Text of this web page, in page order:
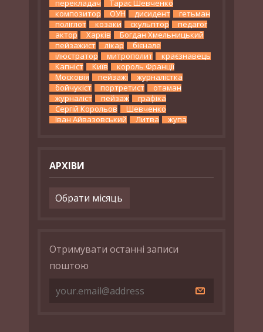
перекладач
Тарас Шевченко
композитор
ОУН дисидент
гетьман
поліглот
козаки скульптор
педагог
актор
Харків
Богдан Хмельницький
пейзажист
лікар
бієнале
ілюстратор
митрополит
краєзнавець
Капніст
Київ
король Франції
Московія
пейзажі
журналістка
бойчукіст
портретист
отаман
журналіст
пейзаж
графіка
Сергій Корольов
Шевченко
Іван Айвазовський
Литва жупа
АРХІВИ
Архіви
Отримувати останні записи
поштою